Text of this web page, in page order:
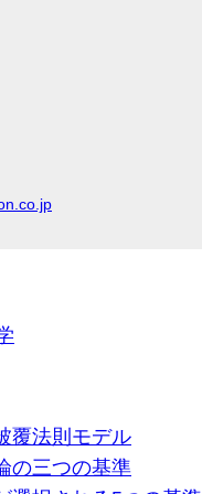
覆法則モデル
の三つの基準